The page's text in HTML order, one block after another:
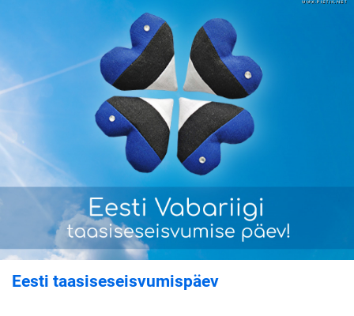
Eesti taasiseseisvumispäev